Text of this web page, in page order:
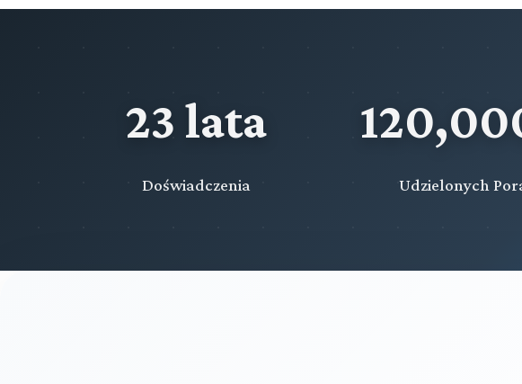
23 lata
Doświadczenia Udzielonych